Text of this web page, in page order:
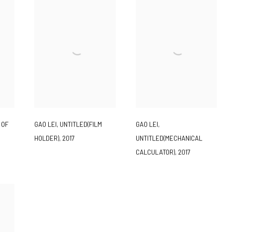
GAO LEI, UNTITLED(FILM
HOLDER), 2017
GAO LEI,
UNTITLED(MECHANICAL
CALCULATOR), 2017